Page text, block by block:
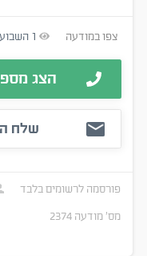
צפו במודעה 1 השבוע
הצג
שלח
פורסמה לרשומים בלבד
מס׳ מודעה